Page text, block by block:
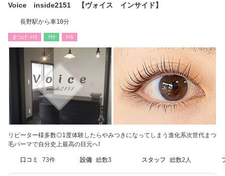
Voice inside2151 【ヴォイス インサイド】
長野駅から車10分
まつげ･ﾒｲｸ ﾘﾗｸ ﾈｲﾙ
リピーター様多数◎1度体験したらやみつきになってしまう進化系次世代まつ
毛パーマで自分史上最高の目元へ!
口コミ 73件 設備 総数3 スタッフ 総数2人